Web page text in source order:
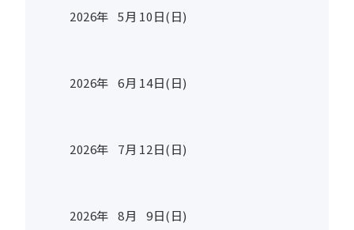
2026年 5月 10日(日)
2026年 6月 14日(日)
2026年 7月 12日(日)
2026年 8月 9日(日)